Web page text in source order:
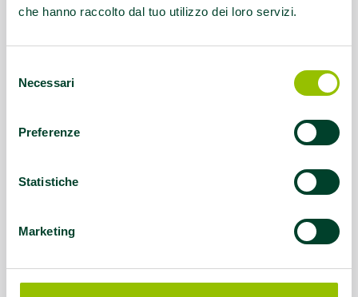
che hanno raccolto dal tuo utilizzo dei loro servizi.
delNecessari
Preferenze
Statistiche
Marketing